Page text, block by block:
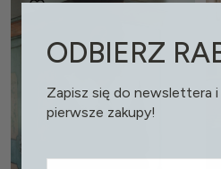
ODBIERZ
Zapisz się do newslettera
pierwsze zakupy!